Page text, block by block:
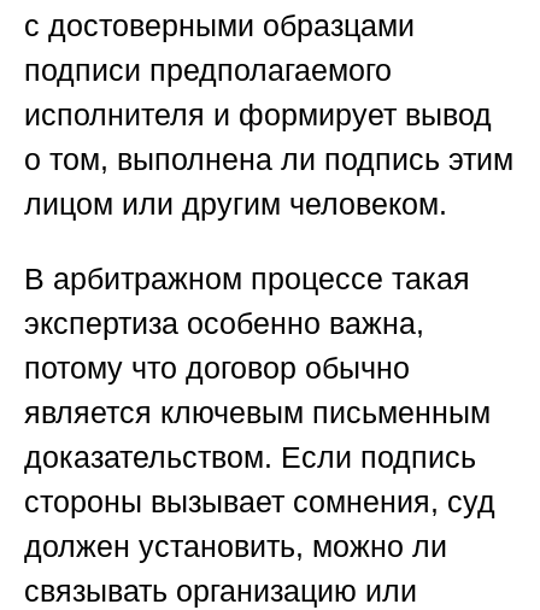
с достоверными образцами
подписи предполагаемого
исполнителя и формирует вывод
о том, выполнена ли подпись этим
лицом или другим человеком.
В арбитражном процессе такая
экспертиза особенно важна,
потому что договор обычно
является ключевым письменным
доказательством. Если подпись
стороны вызывает сомнения, суд
должен установить, можно ли
связывать организацию или